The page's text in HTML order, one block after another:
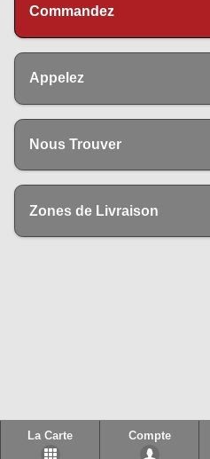
Commandez
Appelez
Nous Trouver
Zones de Livraison
La Carte Compte